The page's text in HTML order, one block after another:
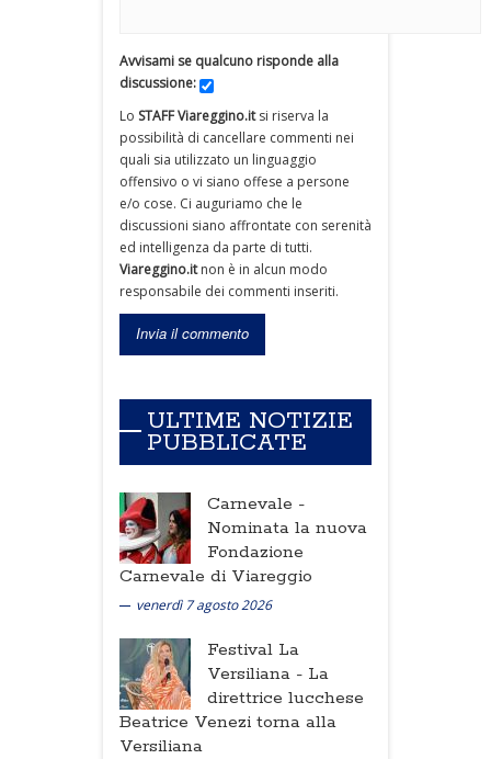
Avvisami se qualcuno risponde alla
discussione:
Lo STAFF Viareggino.itsi riserva la
possibilità di cancellare commenti nei
quali sia utilizzato un linguaggio
offensivo o vi siano offese a persone
e/o cose. Ci auguriamo che le
discussioni siano affrontate con serenità
ed intelligenza da parte di tutti.
Viareggino.itnon è in alcun modo
responsabile dei commenti inseriti.
ULTIME NOTIZIE
PUBBLICATE
Carnevale -
Nominata la nuova
Fondazione
Carnevale di Viareggio
venerdì 7 agosto 2026
Festival La
Versiliana - La
direttrice lucchese
Beatrice Venezi torna alla
Versiliana